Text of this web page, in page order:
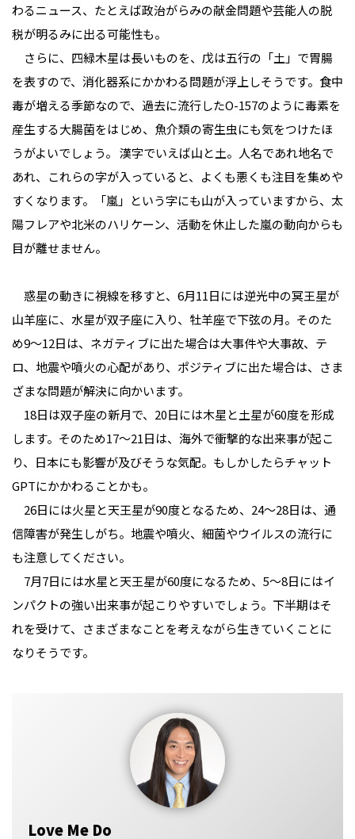
わるニュース、たとえば政治がらみの献金問題や芸能人の脱
税が明るみに出る可能性も。
さらに、四緑木星は長いものを、戊は五行の「土」で胃腸
を表すので、消化器系にかかわる問題が浮上しそうです。食中
毒が増える季節なので、過去に流行したO-157のように毒素を
産生する大腸菌をはじめ、魚介類の寄生虫にも気をつけたほ
うがよいでしょう。 漢字でいえば山と土。人名であれ地名で
あれ、これらの字が入っていると、よくも悪くも注目を集めや
すくなります。「嵐」という字にも山が入っていますから、太
陽フレアや北米のハリケーン、活動を休止した嵐の動向からも
目が離せません。
惑星の動きに視線を移すと、6月11日には逆光中の冥王星が
山羊座に、水星が双子座に入り、牡羊座で下弦の月。そのた
め9〜12日は、ネガティブに出た場合は大事件や大事故、テ
ロ、地震や噴火の心配があり、ポジティブに出た場合は、さま
ざまな問題が解決に向かいます。
18日は双子座の新月で、20日には木星と土星が60度を形成
します。そのため17〜21日は、海外で衝撃的な出来事が起こ
り、日本にも影響が及びそうな気配。もしかしたらチャット
GPTにかかわることかも。
26日には火星と天王星が90度となるため、24〜28日は、通
信障害が発生しがち。地震や噴火、細菌やウイルスの流行に
も注意してください。
7月7日には水星と天王星が60度になるため、5〜8日にはイ
ンパクトの強い出来事が起こりやすいでしょう。下半期はそ
れを受けて、さまざまなことを考えながら生きていくことに
なりそうです。
Love Me Do